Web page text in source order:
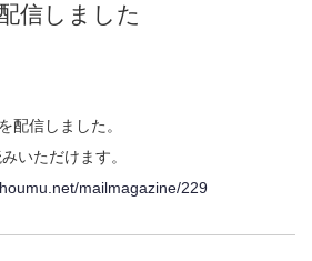
信しました
配信しました。
いただけます。
mailmagazine/229